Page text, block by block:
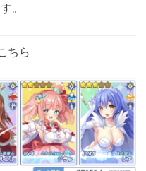
。
ちら